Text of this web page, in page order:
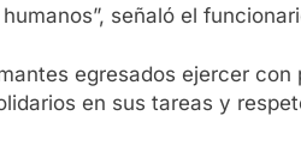
señaló el
egresados ejercer con
en sus tareas y